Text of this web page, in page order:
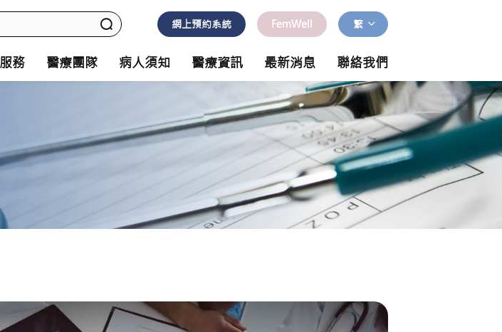
網上預約系統 FemWell 繁
務 醫療團隊 病人須知 醫療資訊 最新消息 聯絡我們